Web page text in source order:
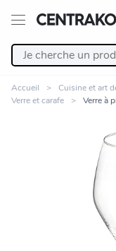
Décoration
Linge de
Accueil Cuisine et art
Verre et carafe
Verre à